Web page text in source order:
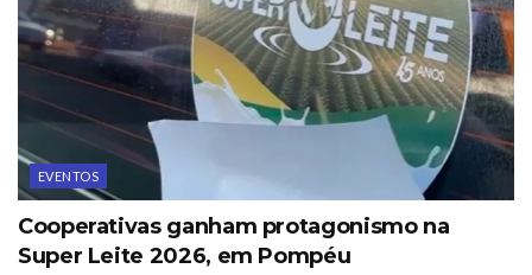
EVENTOS
Cooperativas ganham protagonismo na
Super Leite 2026, em Pompéu